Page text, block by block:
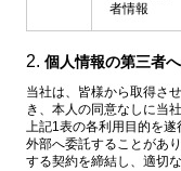
者情報
個人情報の第三者
当社は、皆様から取得さ
き、本人の同意なしに当
上記1表の各利用目的を
外部へ委託することがあ
する契約を締結し、適切